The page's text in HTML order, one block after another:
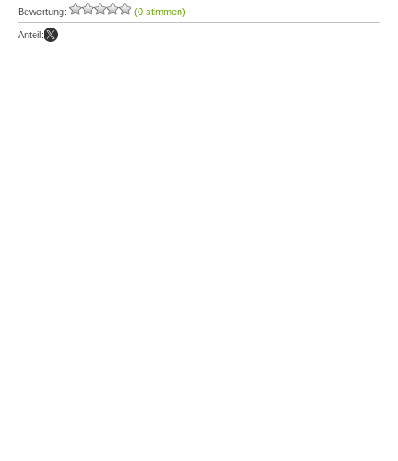
Bewertung: (0 stimmen)
Anteil: